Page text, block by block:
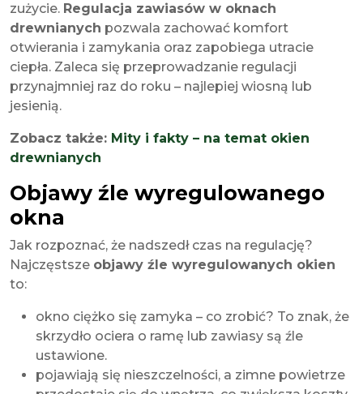
zużycie. Regulacja zawiasów w oknach
drewnianych pozwala zachować komfort
otwierania i zamykania oraz zapobiega utracie
ciepła. Zaleca się przeprowadzanie regulacji
przynajmniej raz do roku – najlepiej wiosną lub
jesienią.
Zobacz także: Mity i fakty – na temat okien
drewnianych
Objawy źle wyregulowanego
okna
Jak rozpoznać, że nadszedł czas na regulację?
Najczęstsze objawy źle wyregulowanych okien
to:
okno ciężko się zamyka – co zrobić? To znak, że
skrzydło ociera o ramę lub zawiasy są źle
ustawione.
pojawiają się nieszczelności, a zimne powietrze